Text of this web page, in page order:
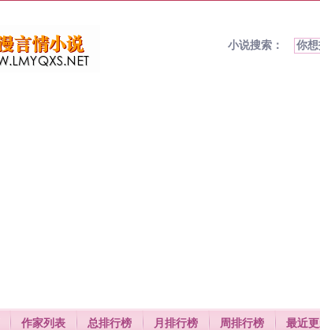
小说搜索：
作家列表 总排行榜 月排行榜 周排行榜 最近